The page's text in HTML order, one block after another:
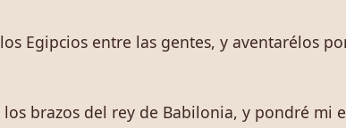
Egipcios entre las gentes, y aventarélos
brazos del rey de Babilonia, y pondré mi